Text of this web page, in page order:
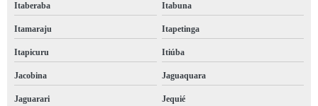
e social eventos Pilão Arcado
s 2240 e social Barbaçho
e social 2210 Vitória da Conquista
evento 2240 e social Caetité
Itaberaba Itabuna
Itamaraju Itapetinga
Itapicuru Itiúba
Jacobina Jaguaquara
Jaguarari Jequié